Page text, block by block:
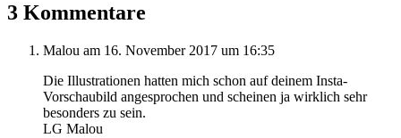
3 Kommentare
Malou am 16. November 2017 um 16:35
Die Illustrationen hatten mich schon auf deinem Insta-
Vorschaubild angesprochen und scheinen ja wirklich sehr
besonders zu sein.
LG Malou